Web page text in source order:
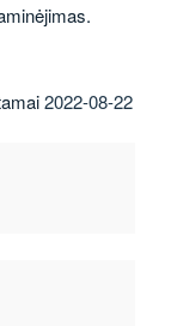
2022-08-22